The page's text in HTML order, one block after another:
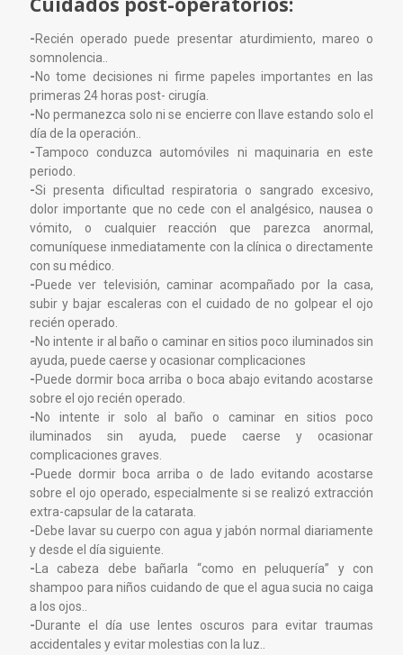
-Recién operado puede presentar aturdimiento, mareo o
somnolencia..
-No tome decisiones ni firme papeles importantes en las
primeras 24 horas post- cirugía.
-No permanezca solo ni se encierre con llave estando solo el
día de la operación..
-Tampoco conduzca automóviles ni maquinaria en este
periodo.
-Si presenta dificultad respiratoria o sangrado excesivo,
dolor importante que no cede con el analgésico, nausea o
vómito, o cualquier reacción que parezca anormal,
comuníquese inmediatamente con la clínica o directamente
con su médico.
-Puede ver televisión, caminar acompañado por la casa,
subir y bajar escaleras con el cuidado de no golpear el ojo
recién operado.
-No intente ir al baño o caminar en sitios poco iluminados sin
ayuda, puede caerse y ocasionar complicaciones
-Puede dormir boca arriba o boca abajo evitando acostarse
sobre el ojo recién operado.
-No intente ir solo al baño o caminar en sitios poco
iluminados sin ayuda, puede caerse y ocasionar
complicaciones graves.
-Puede dormir boca arriba o de lado evitando acostarse
sobre el ojo operado, especialmente si se realizó extracción
extra-capsular de la catarata.
-Debe lavar su cuerpo con agua y jabón normal diariamente
y desde el día siguiente.
-La cabeza debe bañarla “como en peluquería” y con
shampoo para niños cuidando de que el agua sucia no caiga
a los ojos..
-Durante el día use lentes oscuros para evitar traumas
accidentales y evitar molestias con la luz..